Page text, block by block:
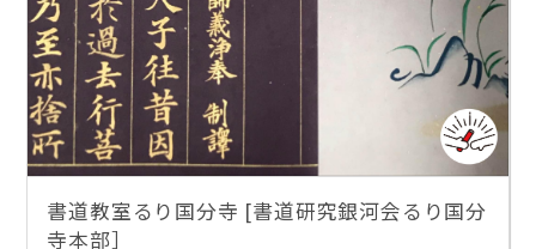
書道教室るり国分寺 [書道研究銀河会るり国分
寺本部］